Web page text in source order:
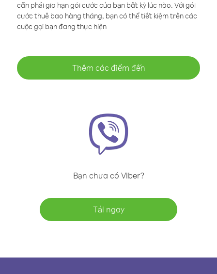
cần phải gia hạn gói cước của bạn bất kỳ lúc nào. Với gói
cước thuê bao hàng tháng, bạn có thể tiết kiệm trên các
cuộc gọi bạn đang thực hiện
Thêm các điểm đến
Bạn chưa có Viber?
Tải ngay